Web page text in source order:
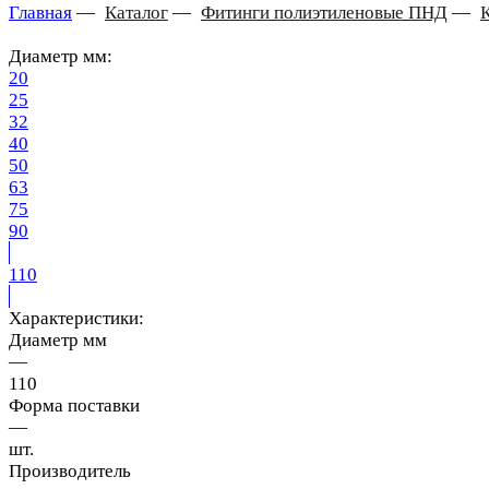
Главная — Каталог— Фитинги полиэтиленовые ПНД —
Диаметр мм:
20
25
32
40
50
63
75
90
110
Характеристики:
Диаметр мм
—
110
Форма поставки
—
шт.
Производитель